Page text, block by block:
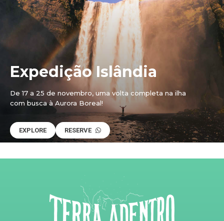
Expedição Islândia
De 17 a 25 de novembro, uma volta completa na ilha
com busca à Aurora Boreal!
EXPLORE RESERVE